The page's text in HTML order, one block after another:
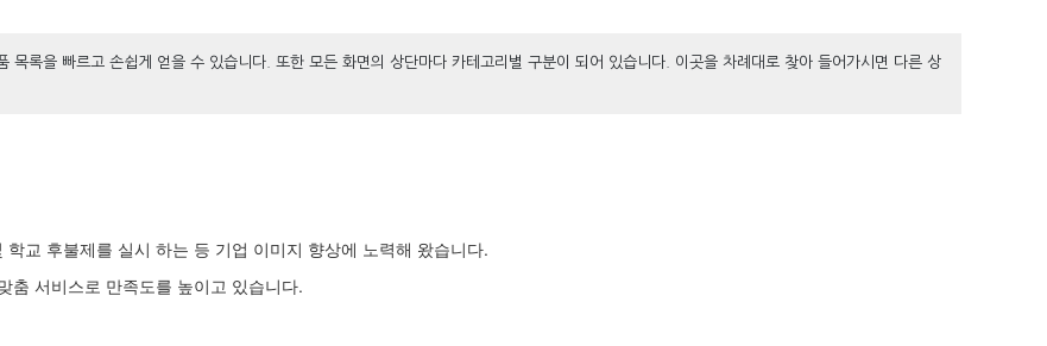
목록을 빠르고 손쉽게 얻을 수 있습니다. 또한 모든 화면의 상단마다 카테고리별 구분이 되어 있습니다. 이곳을 차례대로 찾아 들어가시면 다른 상
교 후불제를 실시 하는 등 기업 이미지 향상에 노력해 왔습니다.
춤 서비스로 만족도를 높이고 있습니다.